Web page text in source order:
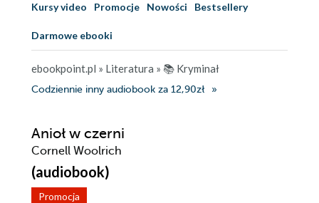
Kursy video Promocje Nowości Bestsellery
Darmowe ebooki
ebookpoint.pl » Literatura » 📚 Kryminał
Codziennie inny audiobook za 12,90zł
Anioł w czerni
Cornell Woolrich
(audiobook)
Promocja